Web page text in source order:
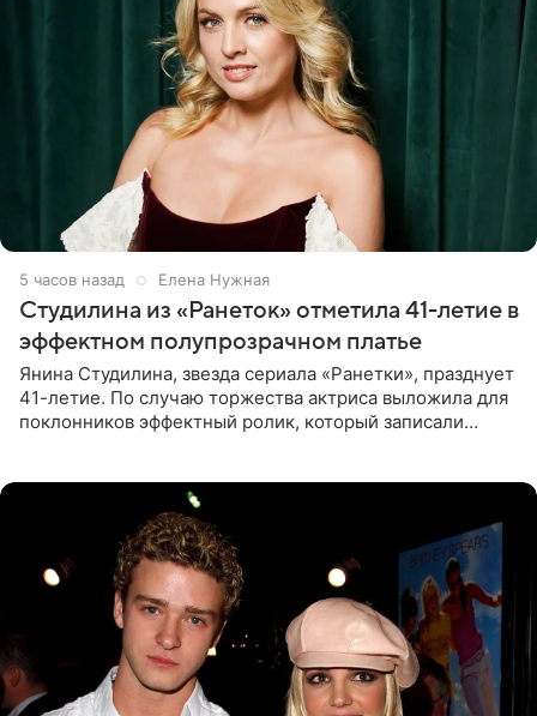
5 часов назад Елена Нужная
Студилина из «Ранеток» отметила 41-летие в
эффектном полупрозрачном платье
Янина Студилина, звезда сериала «Ранетки», празднует
41-летие. По случаю торжества актриса выложила для
поклонников эффектный ролик, который записали